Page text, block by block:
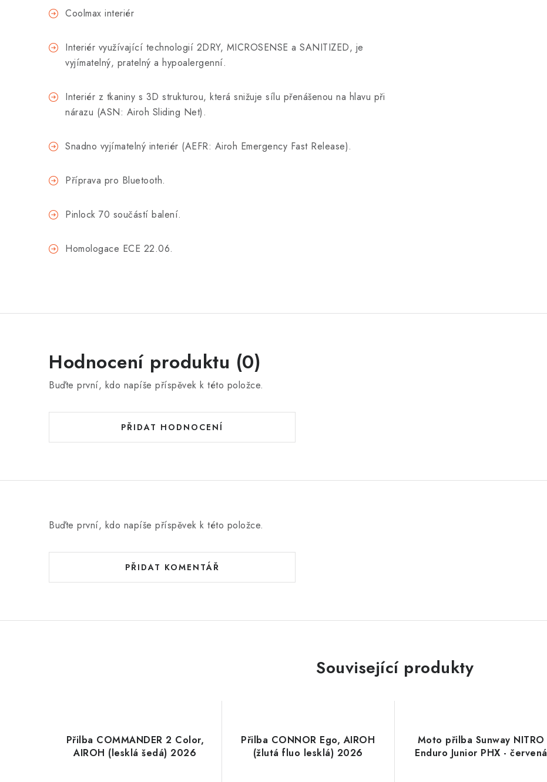
Coolmax interiér
Interiér využívající technologií 2DRY, MICROSENSE a SANITIZED, je
vyjímatelný, pratelný a hypoalergenní.
Interiér z tkaniny s 3D strukturou, která snižuje sílu přenášenou na hlavu při
nárazu (ASN: Airoh Sliding Net).
Snadno vyjímatelný interiér (AEFR: Airoh Emergency Fast Release).
Příprava pro Bluetooth.
Pinlock 70 součástí balení.
Homologace ECE 22.06.
Hodnocení produktu (0)
Buďte první, kdo napíše příspěvek k této položce.
PŘIDAT HODNOCENÍ
Buďte první, kdo napíše příspěvek k této položce.
PŘIDAT KOMENTÁŘ
Související produkty
Přilba COMMANDER 2 Color,
AIROH (lesklá šedá) 2026
Přilba CONNOR Ego, AIROH
(žlutá fluo lesklá) 2026
Moto přilba Sunway NITRO
Enduro Junior PHX - červená